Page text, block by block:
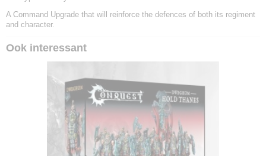
A Command Upgrade that will reinforce the defences of both its regiment
and character.
Ook interessant